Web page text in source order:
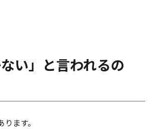
い」と言われるの
ます。